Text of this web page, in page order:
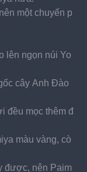
một chuyến p
lên ngọn núi Yo
cây Anh Đào
đều mọc thêm đ
màu vàng, cò
được, nên Paim